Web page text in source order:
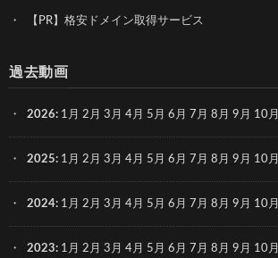
【PR】格安ドメイン取得サービス
過去動画
2026: 1月 2月 3月 4月 5月 6月 7月 8月 9月 10月
2025: 1月 2月 3月 4月 5月 6月 7月 8月 9月 10月
2024: 1月 2月 3月 4月 5月 6月 7月 8月 9月 10月
2023: 1月 2月 3月 4月 5月 6月 7月 8月 9月 10月